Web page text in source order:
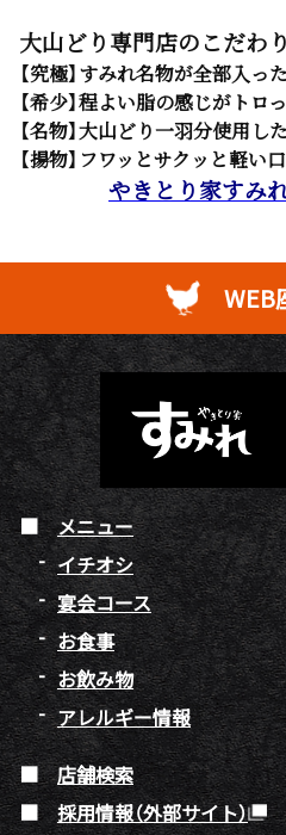
大山どり専門店のこだわ
【究極】すみれ名物が全部入
【希少】程よい脂の感じがトロ
【名物】大山どり一羽分使用し
【揚物】フワッとサクッと軽
やきとり家すみ
WEB
メニュー
イチオシ
宴会コース
お食事
お飲み物
アレルギー情報
店舗検索
採用情報（外部サイト）